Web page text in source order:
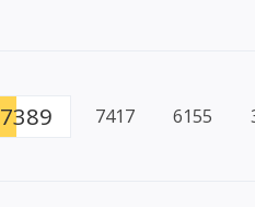
7389 7417 6155